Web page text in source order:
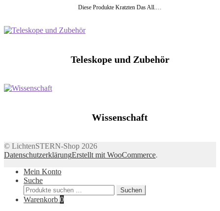
Diese Produkte Kratzten Das All.…
Teleskope und Zubehör
Wissenschaft
© LichtenSTERN-Shop 2026
DatenschutzerklärungErstellt mit WooCommerce.
Mein Konto
Suche
Suchen
nach:
Suchen
Warenkorb 0